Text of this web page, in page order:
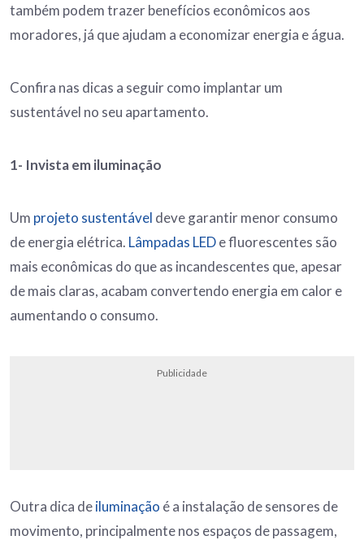
também podem trazer benefícios econômicos aos
moradores, já que ajudam a economizar energia e água.
Confira nas dicas a seguir como implantar um
sustentável no seu apartamento.
1- Invista em iluminação
Um projeto sustentável deve garantir menor consumo
de energia elétrica. Lâmpadas LEDe fluorescentes são
mais econômicas do que as incandescentes que, apesar
de mais claras, acabam convertendo energia em calor e
aumentando o consumo.
Publicidade
Outra dica deiluminação é a instalação de sensores de
movimento, principalmente nos espaços de passagem,